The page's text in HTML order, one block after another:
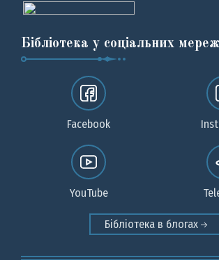
Бібліотека у соціальних
Facebook
YouTube
Бібліотека в блогах